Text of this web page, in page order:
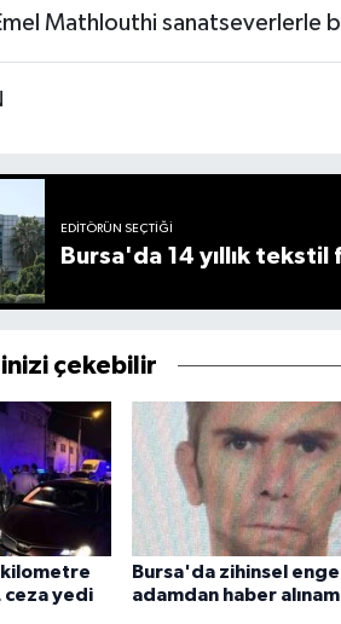
Mathlouthi sanatseverlerle
EDITÖRÜN SEÇTIĞI
Bursa'da 14 yıllık
çekebilir
kilometre
ceza yedi
Bursa'da zihinsel
adamdan haber